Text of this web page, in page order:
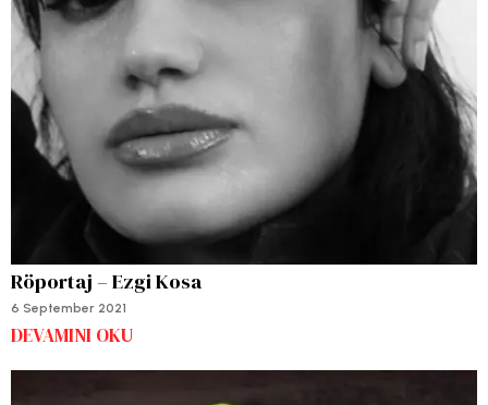
Röportaj – Ezgi Kosa
6 September 2021
DEVAMINI OKU